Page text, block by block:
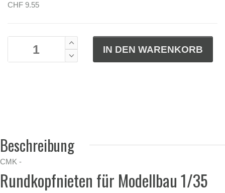
CHF 9.55
Beschreibung
CMK -
Rundkopfnieten für Modellbau 1/35